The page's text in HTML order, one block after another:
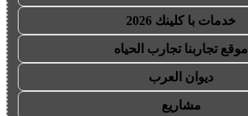
خدمات با كلينك 2026
موقع تجاربنا تجارب الحياه
ديوان العرب
مشاريع